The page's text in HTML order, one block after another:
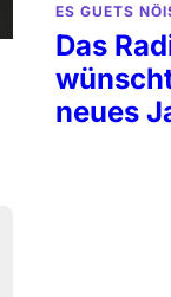
ES GUETS
Das
neues